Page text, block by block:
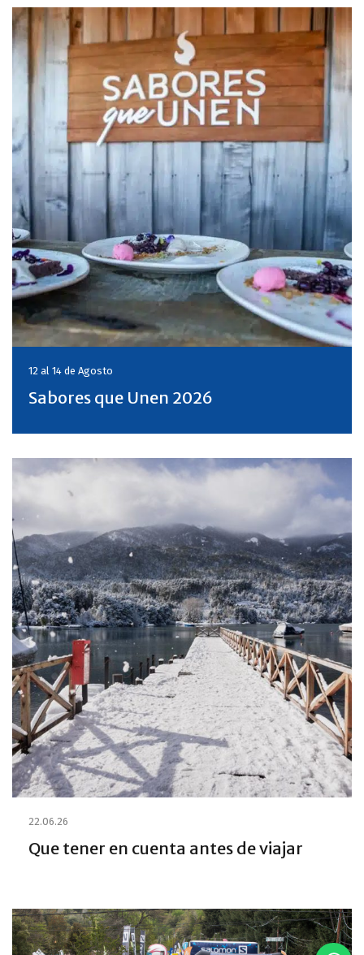
12 al 14 de Agosto
Sabores que Unen 2026
22.06.26
Que tener en cuenta antes de viajar